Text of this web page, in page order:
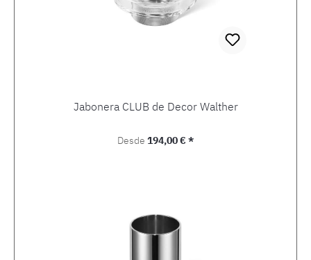
Jabonera CLUB de Decor Walther
Precio normal:
Desde 194,00 € *